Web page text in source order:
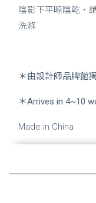
陰影下平晾陰乾・
洗滌
＊由設計師品牌館
＊Arrives in 4~10
Made in China